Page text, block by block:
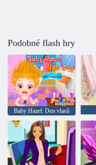
Podobné flash hry
Baby Hazel: Den vlasů